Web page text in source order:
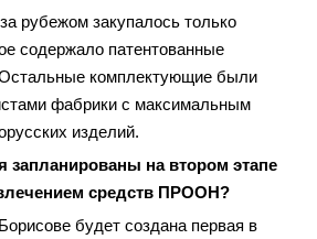
рубежом закупалось только
содержало патентованные
комплектующие были
фаб­рики с максимальным
изделий.
запланированы на втором этапе
средств ПРООН?
будет создана первая в